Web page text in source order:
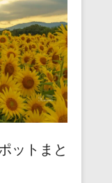
ットまと